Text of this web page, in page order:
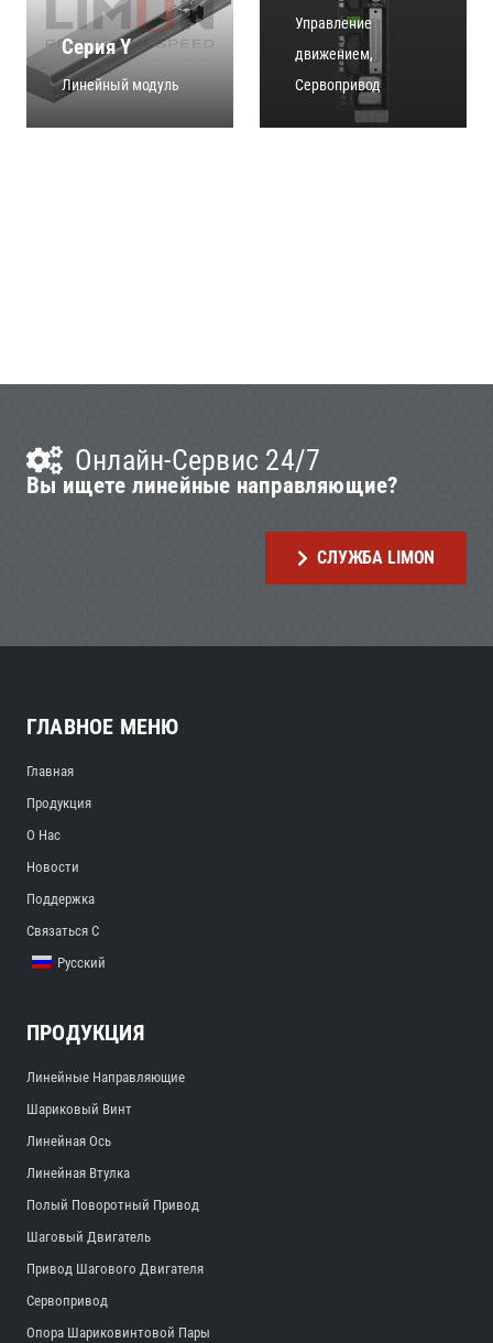
Серия Y
Линейный модуль
Управление
движением,
Сервопривод
Онлайн-Сервис 24/7
Вы ищете линейные направляющие?
СЛУЖБА LIMON
ГЛАВНОЕ МЕНЮ
Главная
Продукция
О Нас
Новости
Поддержка
Связаться С
Русский
ПРОДУКЦИЯ
Линейные Направляющие
Шариковый Винт
Линейная Ось
Линейная Втулка
Полый Поворотный Привод
Шаговый Двигатель
Привод Шагового Двигателя
Сервопривод
Опора Шариковинтовой Пары